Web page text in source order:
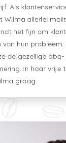
Als
Wilma allerlei
het fijn om
van hun
de gezellige
In haar vrije
graag.